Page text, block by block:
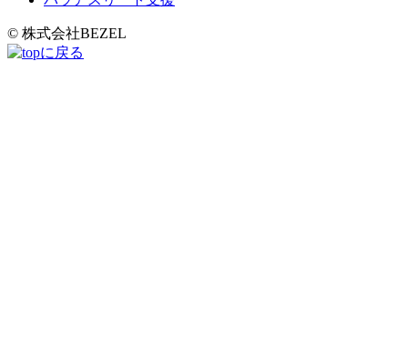
© 株式会社BEZEL